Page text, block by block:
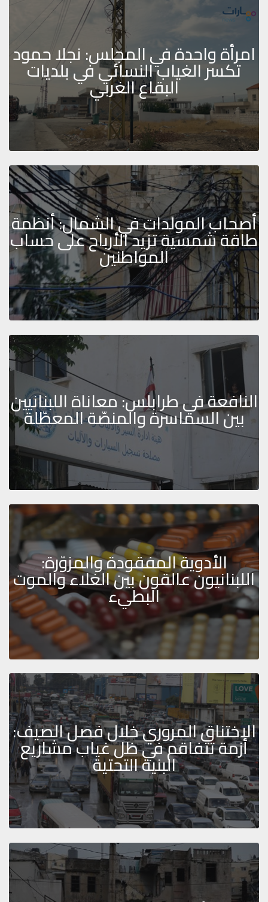
امرأة واحدة في المجلس: نجلا حمود
تكسر الغياب النسائي في بلديات
البقاع الغربي
أصحاب المولدات في الشمال: أنظمة
طاقة شمسية تزيد الأرباح على حساب
المواطنين
النافعة في طرابلس: معاناة اللبنانيين
بين السماسرة والمنصّة المعطّلة
الأدوية المفقودة والمزوّرة:
اللبنانيون عالقون بين الغلاء والموت
البطيء
الاختناق المروري خلال فصل الصيف:
أزمة تتفاقم في ظل غياب مشاريع
البنية التحتية